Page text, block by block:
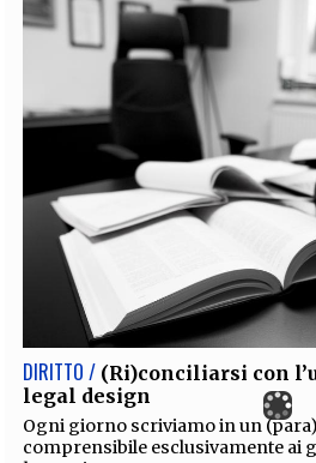
DIRITTO / (Ri)conciliarsi con
legal design
Ogni giorno scriviamo in un
comprensibile esclusivamente ai